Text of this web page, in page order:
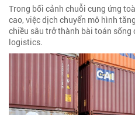
Trong bối cảnh chuỗi cung ứng
cao, việc dịch chuyển mô hình
chiều sâu trở thành bài toán sống
logistics.